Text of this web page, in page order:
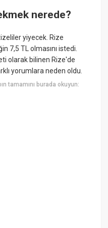
nerede?
yiyecek. Rize
7,5 TL olmasını istedi.
olarak bilinen Rize'de
yorumlara neden oldu.
tamamını burada okuyun: